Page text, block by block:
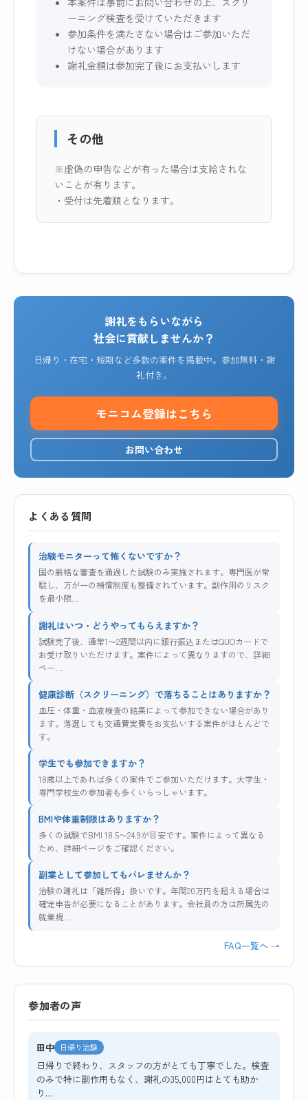
ーニング検査を受けていただきます
参加条件を満たさない場合はご参加いただ
けない場合があります
謝礼金額は参加完了後にお支払いします
その他
※虚偽の申告などが有った場合は支給されな
いことが有ります。
・受付は先着順となります。
謝礼をもらいながら
社会に貢献しませんか？
日帰り・在宅・短期など多数の案件を掲載中。参加無料・謝
礼付き。
モニコム登録はこちら
お問い合わせ
よくある質問
治験モニターって怖くないですか？
国の厳格な審査を通過した試験のみ実施されます。専門医が常
駐し、万が一の補償制度も整備されています。副作用のリスク
を最小限…
謝礼はいつ・どうやってもらえますか？
試験完了後、通常1〜2週間以内に銀行振込またはQUOカードで
お受け取りいただけます。案件によって異なりますので、詳細
ペー…
健康診断（スクリーニング）で落ちることはありますか？
血圧・体重・血液検査の結果によって参加できない場合があり
ます。落選しても交通費実費をお支払いする案件がほとんどで
す。
学生でも参加できますか？
18歳以上であれば多くの案件でご参加いただけます。大学生・
専門学校生の参加者も多くいらっしゃいます。
BMIや体重制限はありますか？
多くの試験でBMI 18.5〜24.9が目安です。案件によって異なる
ため、詳細ページをご確認ください。
副業として参加してもバレませんか？
治験の謝礼は「雑所得」扱いです。年間20万円を超える場合は
確定申告が必要になることがあります。会社員の方は所属先の
就業規…
FAQ一覧へ →
参加者の声
田中 日帰り治験
日帰りで終わり、スタッフの方がとても丁寧でした。検査
のみで特に副作用もなく、謝礼の35,000円はとても助か
り…